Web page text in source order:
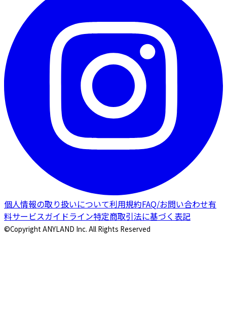
個人情報の取り扱いについて利用規約FAQ/お問い合わせ有
料サービスガイドライン特定商取引法に基づく表記
©Copyright ANYLAND Inc. All Rights Reserved